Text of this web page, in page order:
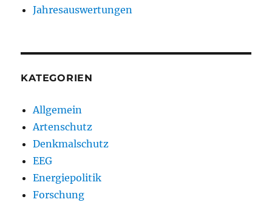
Jahresauswertungen
KATEGORIEN
Allgemein
Artenschutz
Denkmalschutz
EEG
Energiepolitik
Forschung